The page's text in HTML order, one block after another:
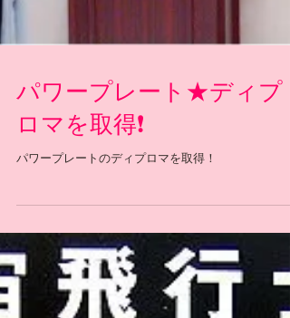
パワープレート★ディプ
ロマを取得❗️